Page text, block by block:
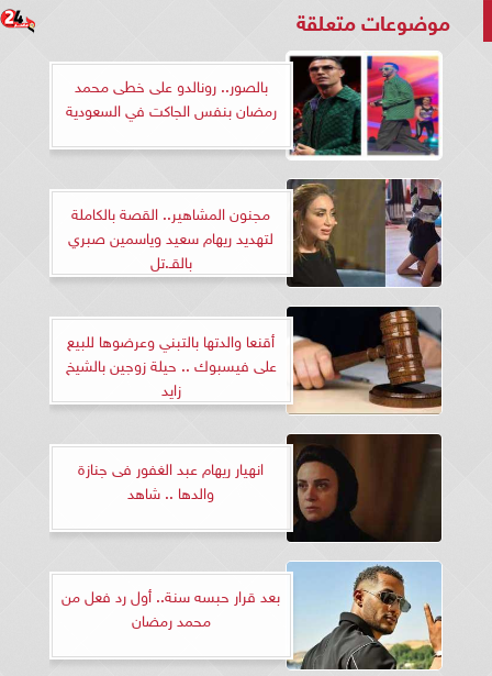
موضوعات متعلقة
بالصور.. رونالدو على خطى محمد
رمضان بنفس الجاكت في السعودية
مجنون المشاهير.. القصة بالكاملة
لتهديد ريهام سعيد وياسمين صبري
بالقـ.تل
أقنعا والدتها بالتبني وعرضوها للبيع
على فيسبوك .. حيلة زوجين بالشيخ
زايد
انهيار ريهام عبد الغفور فى جنازة
والدها .. شاهد
بعد قرار حبسه سنة.. أول رد فعل من
محمد رمضان